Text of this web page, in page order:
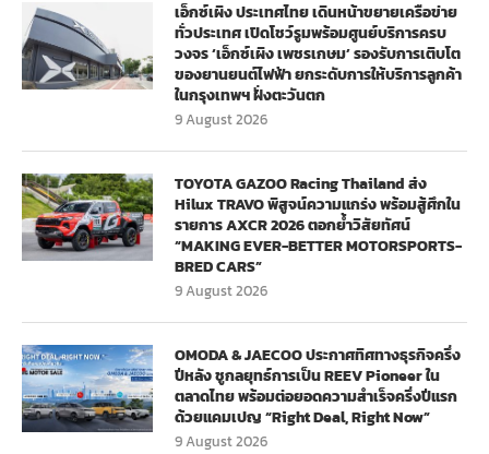
เอ็กซ์เผิง ประเทศไทย เดินหน้าขยายเครือข่าย
ทั่วประเทศ เปิดโชว์รูมพร้อมศูนย์บริการครบ
วงจร ‘เอ็กซ์เผิง เพชรเกษม’ รองรับการเติบโต
ของยานยนต์ไฟฟ้า ยกระดับการให้บริการลูกค้า
ในกรุงเทพฯ ฝั่งตะวันตก
9 August 2026
TOYOTA GAZOO Racing Thailand ส่ง
Hilux TRAVO พิสูจน์ความแกร่ง พร้อมสู้ศึกใน
รายการ AXCR 2026 ตอกย้ำวิสัยทัศน์
“MAKING EVER-BETTER MOTORSPORTS-
BRED CARS”
9 August 2026
OMODA & JAECOO ประกาศทิศทางธุรกิจครึ่ง
ปีหลัง ชูกลยุทธ์การเป็น REEV Pioneer ใน
ตลาดไทย พร้อมต่อยอดความสำเร็จครึ่งปีแรก
ด้วยแคมเปญ “Right Deal, Right Now”
9 August 2026